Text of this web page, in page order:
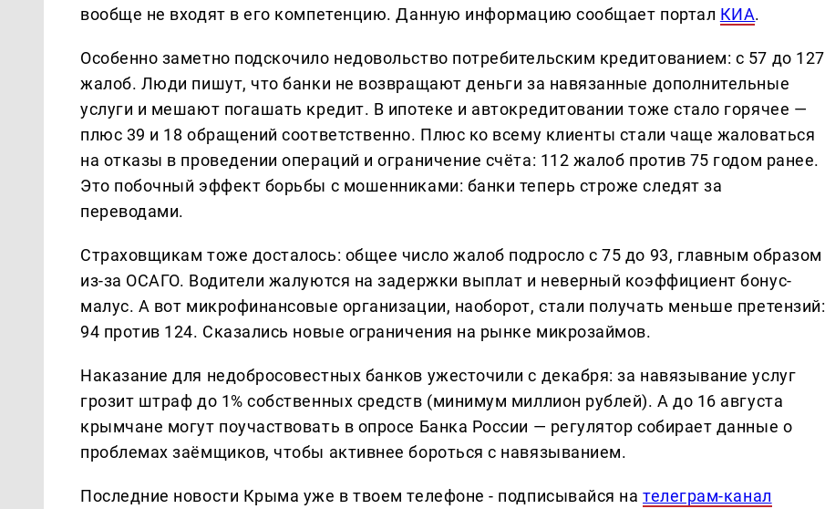
вообще не входят в его компетенцию. Данную информацию сообщает портал КИА.
Особенно заметно подскочило недовольство потребительским кредитованием: с 57 до 127
жалоб. Люди пишут, что банки не возвращают деньги за навязанные дополнительные
услуги и мешают погашать кредит. В ипотеке и автокредитовании тоже стало горячее —
плюс 39 и 18 обращений соответственно. Плюс ко всему клиенты стали чаще жаловаться
на отказы в проведении операций и ограничение счёта: 112 жалоб против 75 годом ранее.
Это побочный эффект борьбы с мошенниками: банки теперь строже следят за
переводами.
Страховщикам тоже досталось: общее число жалоб подросло с 75 до 93, главным образом
из-за ОСАГО. Водители жалуются на задержки выплат и неверный коэффициент бонус-
малус. А вот микрофинансовые организации, наоборот, стали получать меньше претензий:
94 против 124. Сказались новые ограничения на рынке микрозаймов.
Наказание для недобросовестных банков ужесточили с декабря: за навязывание услуг
грозит штраф до 1% собственных средств (минимум миллион рублей). А до 16 августа
крымчане могут поучаствовать в опросе Банка России — регулятор собирает данные о
проблемах заёмщиков, чтобы активнее бороться с навязыванием.
Последние новости Крыма уже в твоем телефоне - подписывайся нателеграм-канал